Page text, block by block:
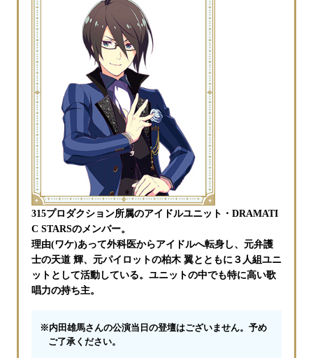
315プロダクション所属のアイドルユニット・DRAMATI
C STARSのメンバー。
理由(ワケ)あって外科医からアイドルへ転身し、元弁護
士の天道 輝、元パイロットの柏木 翼とともに３人組ユニ
ットとして活動している。ユニットの中でも特に高い歌
唱力の持ち主。
※内田雄馬さんの公演当日の登壇はございません。予め
ご了承ください。